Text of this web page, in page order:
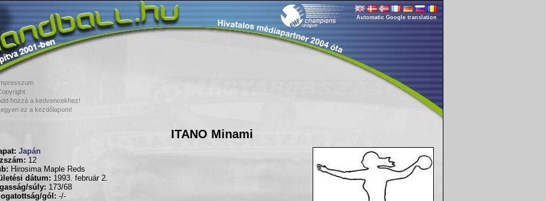
Automatic Google translation
hozzá a kedvencekhez!
ez a kezdőlapom!
ITANO Minami
Japán
12
Hirosima Maple Reds
dátum: 1993. február 2.
súly: 173/68
gól: -/-